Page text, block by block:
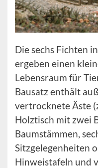
Die sechs Fichten
ergeben einen
Lebensraum für
Bausatz enthält
vertrocknete Äste
Holztisch mit zwei
Baumstämmen,
Sitzgelegenheiten
Hinweistafeln und